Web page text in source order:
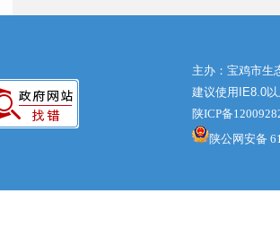
主办：宝鸡市生
建议使用IE8.0
陕ICP备
陕公网安备